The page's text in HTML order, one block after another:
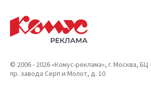
© 2006 - 2026 «Комус-реклама», г. Москва, БЦ
пр. завода Серп и Молот, д. 10